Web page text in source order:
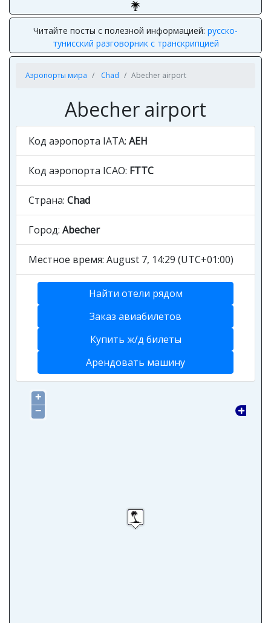
Читайте посты с полезной информацией: русско-
тунисский разговорник с транскрипцией
Аэропорты мира Chad Abecher airport
Abecher airport
Код аэропорта IATA: AEH
Код аэропорта ICAO: FTTC
Страна: Chad
Город: Abecher
Местное время: August 7, 14:29 (UTC+01:00)
Найти отели рядом
Заказ авиабилетов
Купить ж/д билеты
Арендовать машину
+
−